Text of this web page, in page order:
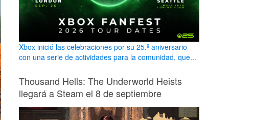
Xbox inició las celebraciones por su 25.º aniversario
con una serie de actividades para la comunidad, que...
Thousand Hells: The Underworld Heists
llegará a Steam el 8 de septiembre